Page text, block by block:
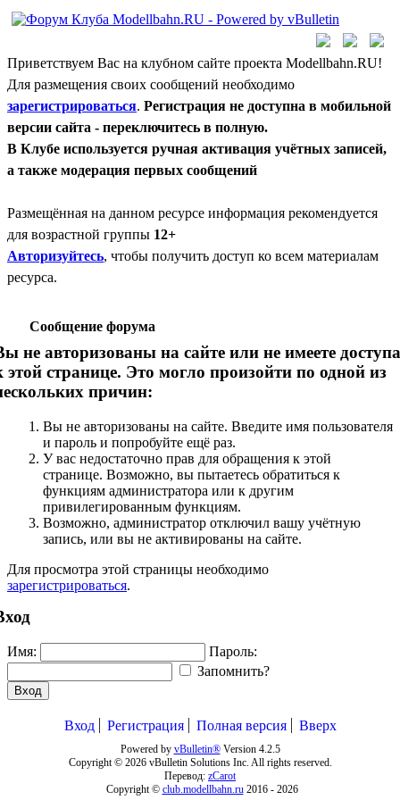
Приветствуем Вас на клубном сайте проекта Modellbahn.RU!
Для размещения своих сообщений необходимо
зарегистрироваться. Регистрация не доступна в мобильной
версии сайта - переключитесь в полную.
В Клубе используется ручная активация учётных записей,
а также модерация первых сообщений
Размещённая на данном ресурсе информация рекомендуется
для возрастной группы 12+
Авторизуйтесь, чтобы получить доступ ко всем материалам
ресурса.
Сообщение форума
не авторизованы на сайте или не имеете доступа
этой странице. Это могло произойти по одной из
причин:
Вы не авторизованы на сайте. Введите имя пользователя
и пароль и попробуйте ещё раз.
У вас недостаточно прав для обращения к этой
странице. Возможно, вы пытаетесь обратиться к
функциям администратора или к другим
привилегированным функциям.
Возможно, администратор отключил вашу учётную
запись, или вы не активированы на сайте.
Для просмотра этой страницы необходимо
зарегистрироваться.
Имя:
Пароль:
Запомнить?
Вход
Вход Регистрация Полная версия Вверх
Powered by vBulletin®Version 4.2.5
Copyright © 2026 vBulletin Solutions Inc. All rights reserved.
Перевод: zCarot
Copyright © club.modellbahn.ru2016 - 2026